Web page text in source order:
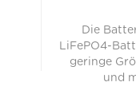
Die
LiFePO4-
geringe
und